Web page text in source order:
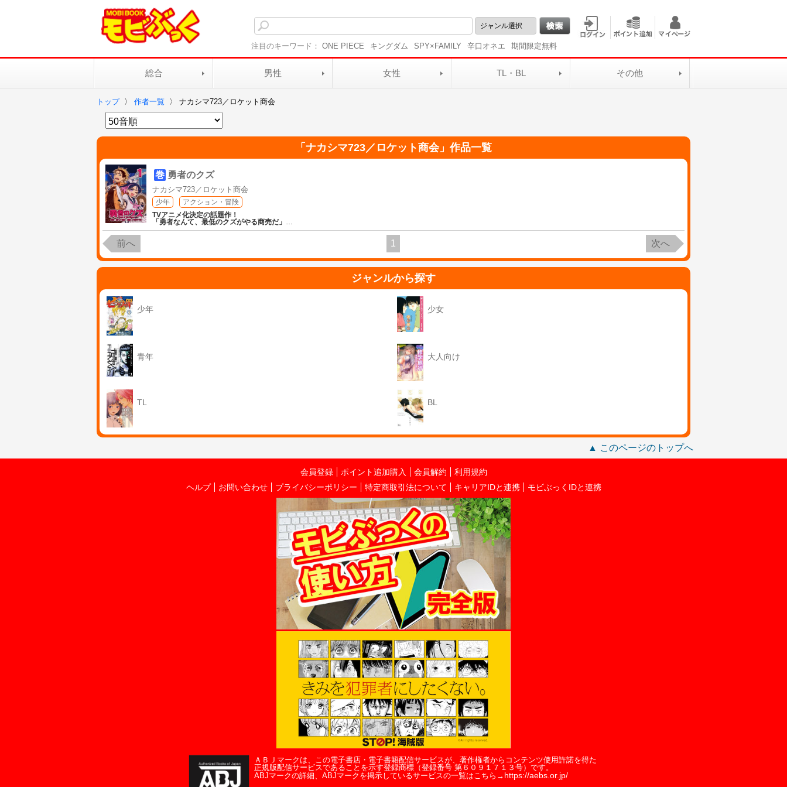
注目のキーワード： ONE PIECE キングダム SPY×FAMILY 辛口オネエ 期間限定無料
総合 男性 女性 TL・BL その他
トップ 〉 作者一覧 〉 ナカシマ723／ロケット商会
「 ナカシマ723／ロケット商会」作品一覧
巻 勇者のクズ
ナカシマ723／ロケット商会
少年
アクション・冒険
TVアニメ化決定の話題作！
「勇者なんて、最低のクズがやる商売だ」 …
前へ 1 次へ
ジャンルから探す
少年 少女
青年 大人向け
TL BL
▲ このページのトップへ
会員登録 ポイント追加購入 会員解約
利用規約
ヘルプ
お問い合わせ プライバシーポリシー 特定商取引法について キャリアIDと連携 モビぶっくIDと連携
ＡＢＪマークは、この電子書店・電子書籍配信サービスが、著作権者からコンテンツ使用許諾を得た
正規版配信サービスであることを示す登録商標（登録番号 第６０９１７１３号）です。
ABJマークの詳細、ABJマークを掲示しているサービスの一覧はこちら→ https://aebs.or.jp/